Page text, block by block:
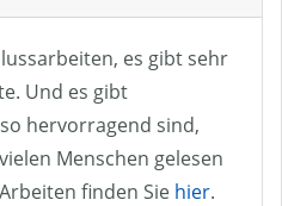
es gibt sehr
Und es gibt
hervorragend sind,
Menschen gelesen
finden Sie hier.